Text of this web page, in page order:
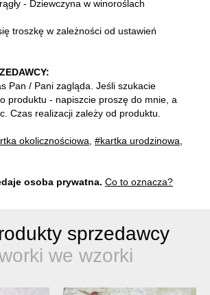
- Dziewczyna w winoroślach
troszkę w zależności od ustawień
Pan / Pani zagląda. Jeśli szukacie
produktu - napiszcie proszę do mnie, a
Czas realizacji zależy od produktu.
okolicznościowa #kartka urodzinowa
osoba prywatna. Co to oznacza?
sprzedawcy
we wzorki